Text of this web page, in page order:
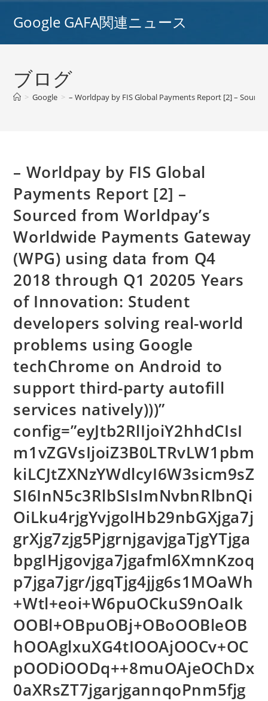
Google GAFA関連ニュース
ブログ
> Google > – Worldpay by FIS Global Payments Report [2] –
– Worldpay by FIS Global
Payments Report [2] –
Sourced from Worldpay’s
Worldwide Payments Gateway
(WPG) using data from Q4
2018 through Q1 20205 Years
of Innovation: Student
developers solving real-world
problems using Google
techChrome on Android to
support third-party autofill
services natively)))”
config=”eyJtb2RlIjoiY2hhdCIsI
m1vZGVsIjoiZ3B0LTRvLW1pbm
kiLCJtZXNzYWdlcyI6W3sicm9sZ
SI6InN5c3RlbSIsImNvbnRlbnQi
OiLku4rjgYvjgolHb29nbGXjga7j
grXjg7zjg5PjgrnjgavjgaTjgYTjga
bpgIHjgovjga7jgafml6XmnKzoq
p7jga7jgr/jgqTjg4jjg6s1MOaWh
+Wtl+eoi+W6puOCkuS9nOaIk
OOBl+OBpuOBj+OBoOOBleOB
hOOAglxuXG4tIOOAjOOCv+OC
pOODiOODq++8muOAjeOChDx
0aXRsZT7jgarjgannqoPnm5fjg